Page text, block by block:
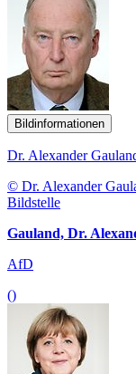
Bildinformationen
Dr. Alexander
© Dr. Alexander
Bildstelle
Gauland, Dr.
AfD
()